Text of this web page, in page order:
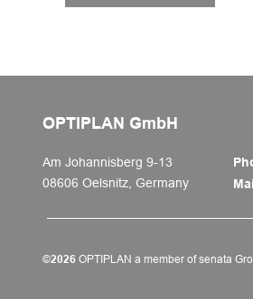
OPTIPLAN GmbH
Am Johannisberg 9-13
08606 Oelsnitz, Germany
©2026 OPTIPLAN a member of senata